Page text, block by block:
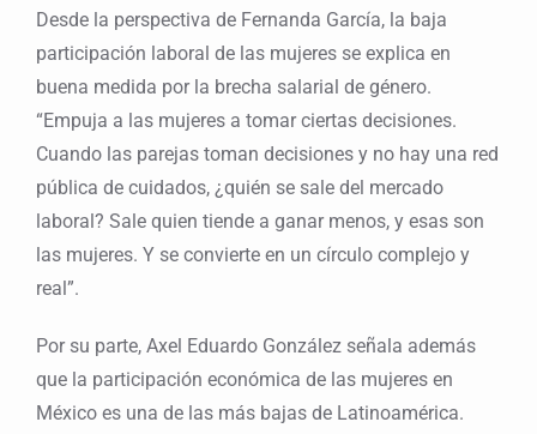
Desde la perspectiva de Fernanda García, la baja
participación laboral de las mujeres se explica en
buena medida por la brecha salarial de género.
“Empuja a las mujeres a tomar ciertas decisiones.
Cuando las parejas toman decisiones y no hay una red
pública de cuidados, ¿quién se sale del mercado
laboral? Sale quien tiende a ganar menos, y esas son
las mujeres. Y se convierte en un círculo complejo y
real”.
Por su parte, Axel Eduardo González señala además
que la participación económica de las mujeres en
México es una de las más bajas de Latinoamérica.